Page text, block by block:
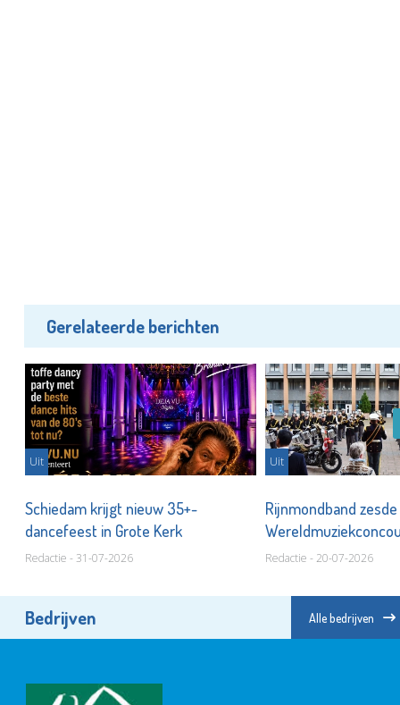
Gerelateerde berichten
Uit
Schiedam krijgt nieuw 35+-
dancefeest in Grote Kerk
Redactie - 31-07-2026
Uit
Rijnmondband
Redactie - 20-07-2026
Bedrijven Alle bedrijven